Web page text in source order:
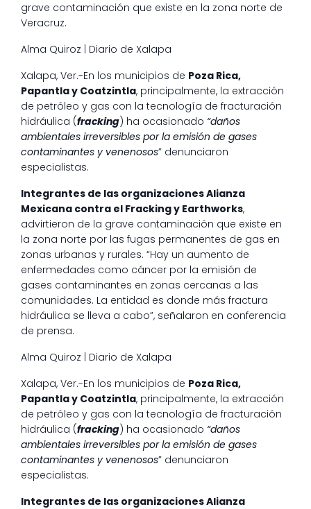
grave contaminación que existe en la zona norte de
Veracruz.
Alma Quiroz | Diario de Xalapa
Xalapa, Ver.-En los municipios de Poza Rica,
Papantla y Coatzintla, principalmente, la extracción
de petróleo y gas con la tecnología de fracturación
hidráulica (fracking) ha ocasionado “daños
ambientales irreversibles por la emisión de gases
contaminantes y venenosos” denunciaron
especialistas.
Integrantes de las organizaciones Alianza
Mexicana contra el Fracking y Earthworks,
advirtieron de la grave contaminación que existe en
la zona norte por las fugas permanentes de gas en
zonas urbanas y rurales. “Hay un aumento de
enfermedades como cáncer por la emisión de
gases contaminantes en zonas cercanas a las
comunidades. La entidad es donde más fractura
hidráulica se lleva a cabo”, señalaron en conferencia
de prensa.
Alma Quiroz | Diario de Xalapa
Xalapa, Ver.-En los municipios de Poza Rica,
Papantla y Coatzintla, principalmente, la extracción
de petróleo y gas con la tecnología de fracturación
hidráulica (fracking) ha ocasionado “daños
ambientales irreversibles por la emisión de gases
contaminantes y venenosos” denunciaron
especialistas.
Integrantes de las organizaciones Alianza